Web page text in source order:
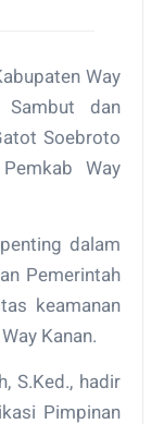
Way
Sambut dan
Soebroto
Way
dalam
Pemerintah
keamanan
Kanan.
S.Ked., hadir
Pimpinan